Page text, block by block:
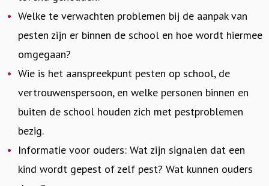
Welke te verwachten problemen bij de aanpak van
pesten zijn er binnen de school en hoe wordt hiermee
omgegaan?
Wie is het aanspreekpunt pesten op school, de
vertrouwenspersoon, en welke personen binnen en
buiten de school houden zich met pestproblemen
bezig.
Informatie voor ouders: Wat zijn signalen dat een
kind wordt gepest of zelf pest? Wat kunnen ouders